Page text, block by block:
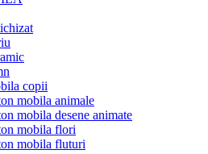
copii
mobila animale
mobila desene animate
mobila flori
mobila fluturi